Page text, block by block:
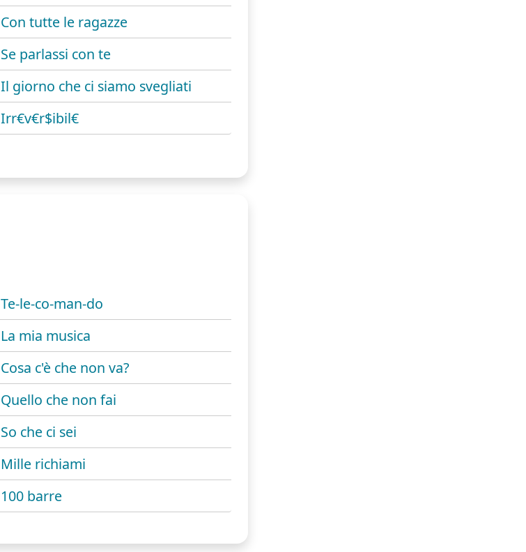
Con tutte le ragazze
Se parlassi con te
Il giorno che ci siamo svegliati
Irr€v€r$ibil€
Te-le-co-man-do
La mia musica
Cosa c'è che non va?
Quello che non fai
So che ci sei
Mille richiami
100 barre